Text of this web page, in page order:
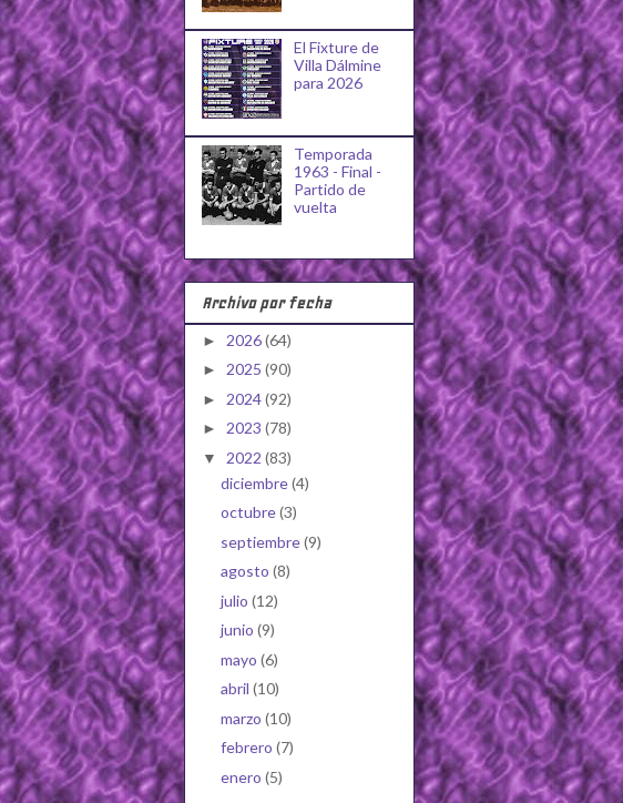
El Fixture de
Villa Dálmine
para 2026
Temporada
1963 - Final -
Partido de
vuelta
Archivo por fecha
► 2026(64)
► 2025 (90)
► 2024(92)
► 2023 (78)
▼ 2022 (83)
diciembre(4)
octubre(3)
septiembre(9)
agosto (8)
julio (12)
junio (9)
mayo (6)
abril (10)
marzo (10)
febrero (7)
enero (5)